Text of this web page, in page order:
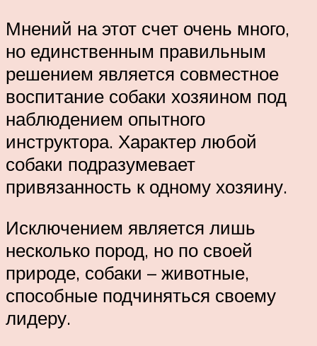
Мнений на этот счет очень много,
но единственным правильным
решением является совместное
воспитание собаки хозяином под
наблюдением опытного
инструктора. Характер любой
собаки подразумевает
привязанность к одному хозяину.
Исключением является лишь
несколько пород, но по своей
природе, собаки – животные,
способные подчиняться своему
лидеру.